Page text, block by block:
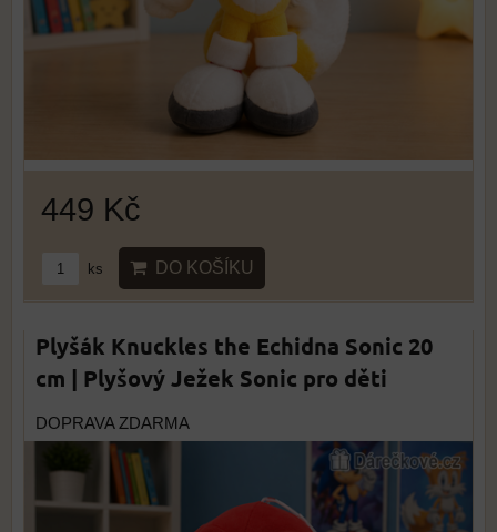
449 Kč
ks DO KOŠÍKU
Plyšák Knuckles the Echidna Sonic 20
cm | Plyšový Ježek Sonic pro děti
DOPRAVA ZDARMA